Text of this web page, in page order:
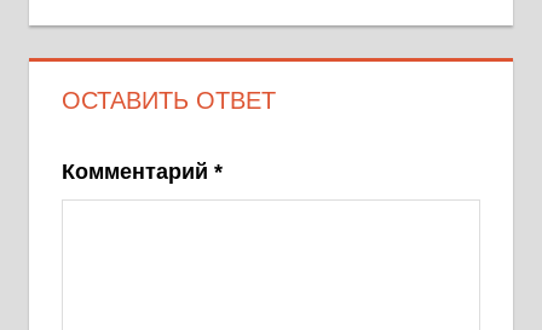
ОСТАВИТЬ ОТВЕТ
Комментарий *